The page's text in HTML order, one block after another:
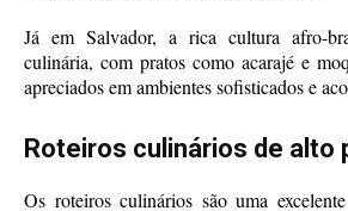
Já em Salvador, a rica cultura afro-
culinária, com pratos como acarajé e
apreciados em ambientes sofisticados e
Roteiros culinários de alto
Os roteiros culinários são uma